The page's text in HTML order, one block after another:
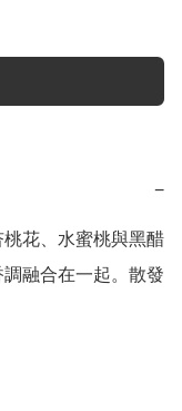
−
花、水蜜桃與黑醋
融合在一起。散發